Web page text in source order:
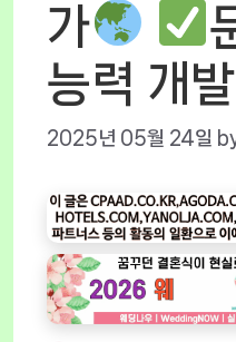
가
능력 개발
2025년 05월 24일